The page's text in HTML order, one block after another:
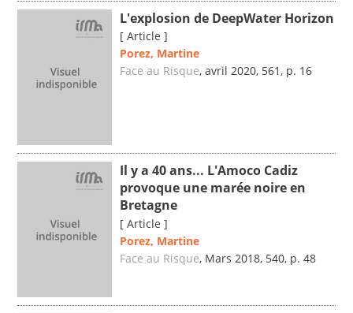
L'explosion de DeepWater Horizon
[ Article ]
Porez, Martine
Face au Risque, avril 2020, 561, p. 16
Il y a 40 ans... L'Amoco Cadiz
provoque une marée noire en
Bretagne
[ Article ]
Porez, Martine
Face au Risque, Mars 2018, 540, p. 48